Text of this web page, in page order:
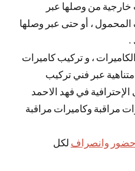
من وصلها عبر
المحمول ، أو حتى عبر وصلها
.
، و تركيب كاميرات
عبر فني تركيب
في فهد الاحمد
مراقبة وكاميرات مراقبة
وانصراف لكل